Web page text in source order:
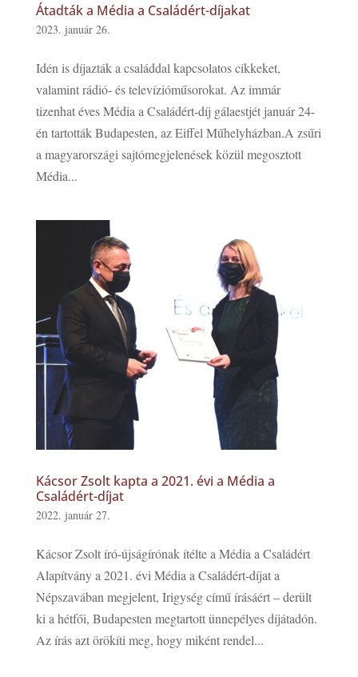
Átadták a Média a Családért-díjakat
2023. január 26.
Idén is díjazták a családdal kapcsolatos cikkeket,
valamint rádió- és televízióműsorokat. Az immár
tizenhat éves Média a Családért-díj gálaestjét január 24-
én tartották Budapesten, az Eiffel Műhelyházban.A zsűri
a magyarországi sajtómegjelenések közül megosztott
Média...
Kácsor Zsolt kapta a 2021. évi a Média a
Családért-díjat
2022. január 27.
Kácsor Zsolt író-újságírónak ítélte a Média a Családért
Alapítvány a 2021. évi Média a Családért-díjat a
Népszavában megjelent, Irigység című írásáért – derült
ki a hétfői, Budapesten megtartott ünnepélyes díjátadón.
Az írás azt örökíti meg, hogy miként rendel...